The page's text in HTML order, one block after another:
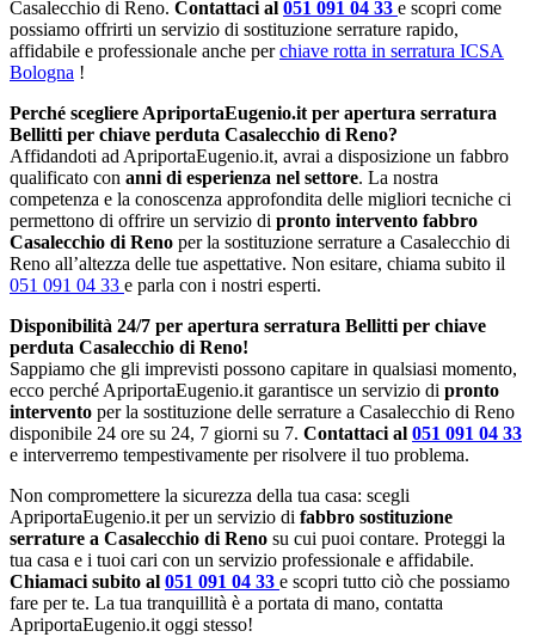
Casalecchio di Reno. Contattaci al 051 091 04 33 e scopri come
possiamo offrirti un servizio di sostituzione serrature rapido,
affidabile e professionale anche perchiave rotta in serratura ICSA
Bologna !
Perché scegliere ApriportaEugenio.it per apertura serratura
Bellitti per chiave perduta Casalecchio di Reno?
Affidandoti ad ApriportaEugenio.it, avrai a disposizione un fabbro
qualificato con anni di esperienza nel settore. La nostra
competenza e la conoscenza approfondita delle migliori tecniche ci
permettono di offrire un servizio di pronto intervento fabbro
Casalecchio di Reno per la sostituzione serrature a Casalecchio di
Reno all’altezza delle tue aspettative. Non esitare, chiama subito il
051 091 04 33 e parla con i nostri esperti.
Disponibilità 24/7 per apertura serratura Bellitti per chiave
perduta Casalecchio di Reno!
Sappiamo che gli imprevisti possono capitare in qualsiasi momento,
ecco perché ApriportaEugenio.it garantisce un servizio di pronto
intervento per la sostituzione delle serrature a Casalecchio di Reno
disponibile 24 ore su 24, 7 giorni su 7. Contattaci al 051 091 04 33
e interverremo tempestivamente per risolvere il tuo problema.
Non compromettere la sicurezza della tua casa: scegli
ApriportaEugenio.it per un servizio di fabbro sostituzione
serrature a Casalecchio di Reno su cui puoi contare. Proteggi la
tua casa e i tuoi cari con un servizio professionale e affidabile.
Chiamaci subito al 051 091 04 33 e scopri tutto ciò che possiamo
fare per te. La tua tranquillità è a portata di mano, contatta
ApriportaEugenio.it oggi stesso!